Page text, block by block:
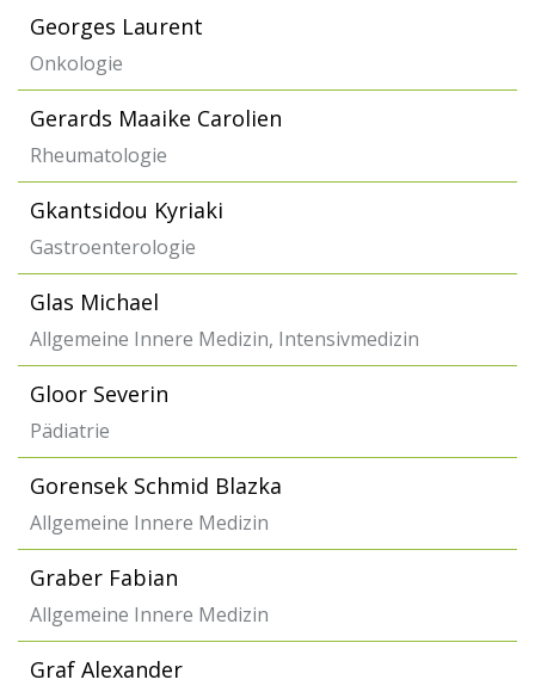
Georges Laurent
Onkologie
Gerards Maaike Carolien
Rheumatologie
Gkantsidou Kyriaki
Gastroenterologie
Glas Michael
Allgemeine Innere Medizin, Intensivmedizin
Gloor Severin
Pädiatrie
Gorensek Schmid Blazka
Allgemeine Innere Medizin
Graber Fabian
Allgemeine Innere Medizin
Graf Alexander